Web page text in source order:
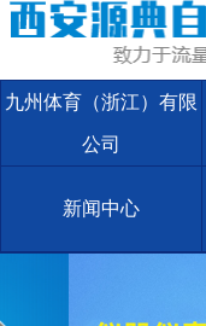
九州体育（浙江）有限
公司
新闻中心